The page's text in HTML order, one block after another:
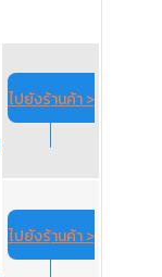
ไปยังร้านค้า >
ไปยังร้านค้า >